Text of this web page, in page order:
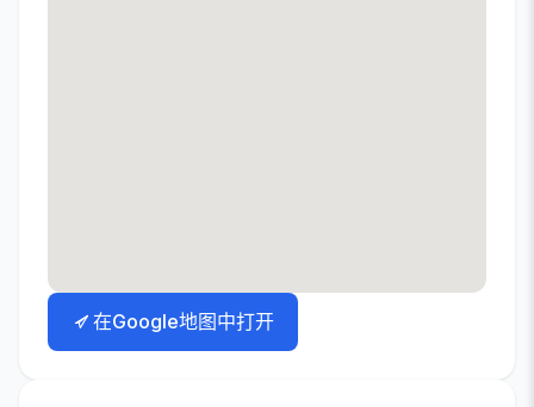
在Google地图中打开